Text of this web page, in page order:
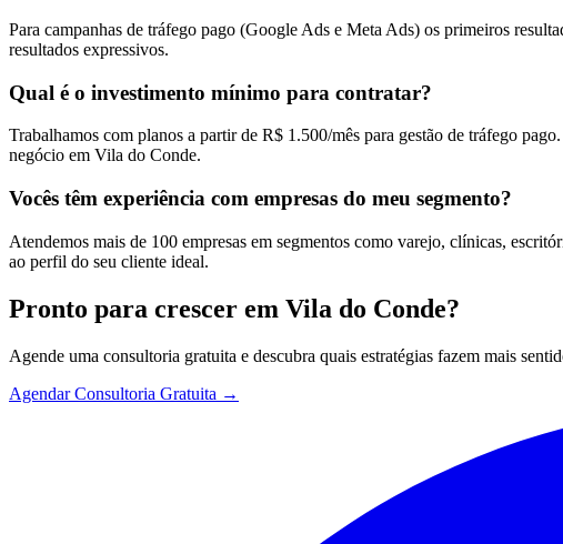
Para campanhas de tráfego pago (Google Ads e Meta Ads) os primeiros
resultados expressivos.
Qual é o investimento mínimo para contratar?
Trabalhamos com planos a partir de R$ 1.500/mês para gestão de tráfego
negócio em Vila do Conde.
Vocês têm experiência com empresas do meu segmento?
Atendemos mais de 100 empresas em segmentos como varejo, clínicas,
ao perfil do seu cliente ideal.
Pronto para crescer em Vila do Conde?
Agende uma consultoria gratuita e descubra quais estratégias fazem mais
Agendar Consultoria Gratuita →